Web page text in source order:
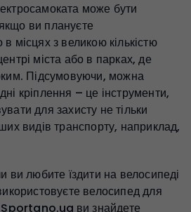
може бути
ви плануєте
місцях з великою кількістю
міста або в парках, де
Підсумовуючи, можна
кріплення – це інструменти,
для захисту не тільки
видів транспорту, наприклад,
ви любите їздити на велосипеді
велосипед для
Sportano.ua ви знайдете